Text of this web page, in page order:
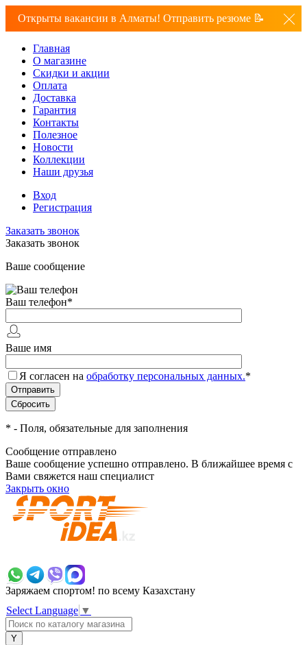
Открыты вакансии в Алматы! Отправить резюме 📝
Главная
О магазине
Скидки и акции
Оплата
Доставка
Гарантия
Контакты
Полезное
Новости
Коллекции
Наши друзья
Вход
Регистрация
Заказать звонок
Заказать звонок
Ваше сообщение
Ваш телефон*
Ваше имя
Я согласен на обработку персональных данных.*
* - Поля, обязательные для заполнения
Сообщение отправлено
Ваше сообщение успешно отправлено. В ближайшее время с
Вами свяжется наш специалист
Закрыть окно
Заряжаем спортом! по всему Казахстану
Select Language ▼